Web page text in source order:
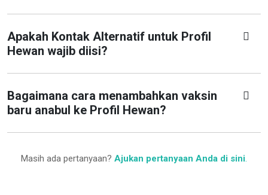
Apakah Kontak Alternatif untuk Profil
Hewan wajib diisi?
Bagaimana cara menambahkan vaksin
baru anabul ke Profil Hewan?
Masih ada pertanyaan? Ajukan pertanyaan Anda di sini.